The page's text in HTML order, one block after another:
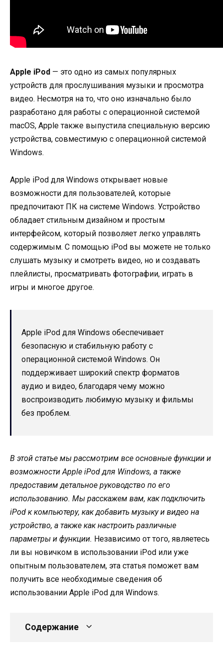
Apple iPod — это одно из самых популярных
устройств для прослушивания музыки и просмотра
видео. Несмотря на то, что оно изначально было
разработано для работы с операционной системой
macOS, Apple также выпустила специальную версию
устройства, совместимую с операционной системой
Windows.
Apple iPod для Windows открывает новые
возможности для пользователей, которые
предпочитают ПК на системе Windows. Устройство
обладает стильным дизайном и простым
интерфейсом, который позволяет легко управлять
содержимым. С помощью iPod вы можете не только
слушать музыку и смотреть видео, но и создавать
плейлисты, просматривать фотографии, играть в
игры и многое другое.
Apple iPod для Windows обеспечивает
безопасную и стабильную работу с
операционной системой Windows. Он
поддерживает широкий спектр форматов
аудио и видео, благодаря чему можно
воспроизводить любимую музыку и фильмы
без проблем.
В этой статье мы рассмотрим все основные функции и
возможности Apple iPod для Windows, а также
предоставим детальное руководство по его
использованию. Мы расскажем вам, как подключить
iPod к компьютеру, как добавить музыку и видео на
устройство, а также как настроить различные
параметры и функции. Независимо от того, являетесь
ли вы новичком в использовании iPod или уже
опытным пользователем, эта статья поможет вам
получить все необходимые сведения об
использовании Apple iPod для Windows.
Содержание